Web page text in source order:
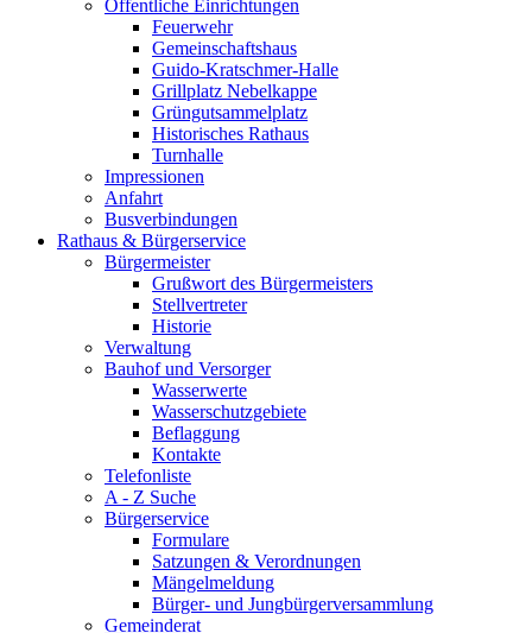
Öffentliche Einrichtungen
Feuerwehr
Gemeinschaftshaus
Guido-Kratschmer-Halle
Grillplatz Nebelkappe
Grüngutsammelplatz
Historisches Rathaus
Turnhalle
Impressionen
Anfahrt
Busverbindungen
Rathaus & Bürgerservice
Bürgermeister
Grußwort des Bürgermeisters
Stellvertreter
Historie
Verwaltung
Bauhof und Versorger
Wasserwerte
Wasserschutzgebiete
Beflaggung
Kontakte
Telefonliste
A - Z Suche
Bürgerservice
Formulare
Satzungen & Verordnungen
Mängelmeldung
Bürger- und Jungbürgerversammlung
Gemeinderat